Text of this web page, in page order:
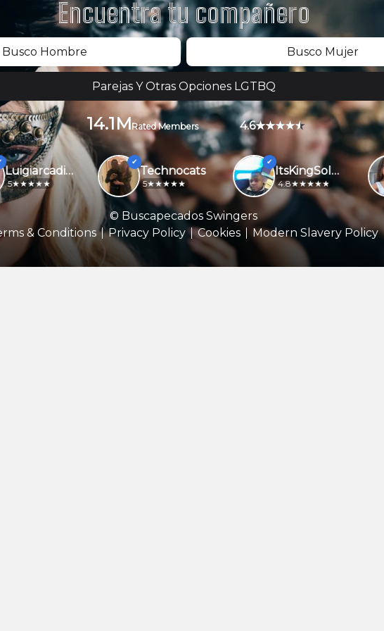
Encuentra tu compañero
Busco Hombre Busco Mujer
Parejas Y Otras Opciones LGTBQ
14.1MRated Members 4.6
ItsKingSolomon
4.8
Technocats
5
Luigiarcadip994
© Buscapecados Swingers
& Conditions
Privacy Policy Cookies Modern Slavery Policy